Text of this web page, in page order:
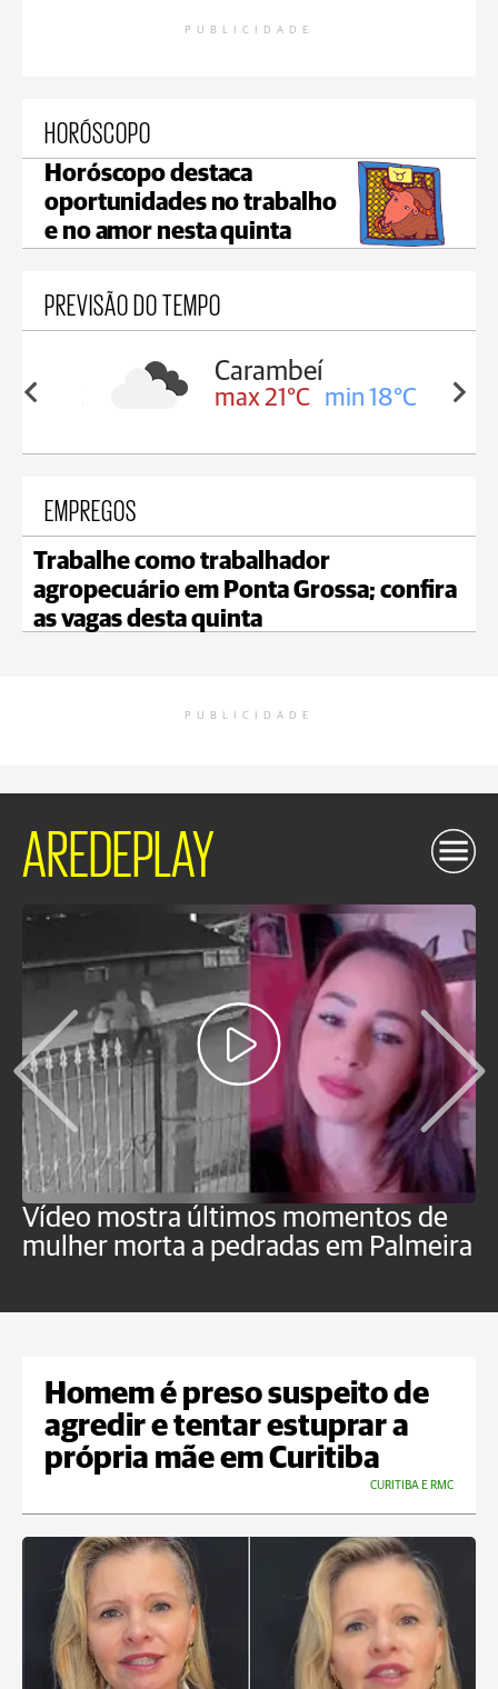
PUBLICIDADE
HORÓSCOPO
Horóscopo destaca
oportunidades no trabalho
e no amor nesta quinta
PREVISÃO DO TEMPO
19°C
Carambeí
max 21°C min 18°C
EMPREGOS
Trabalhe como trabalhador
agropecuário em Ponta Grossa; confira
as vagas desta quinta
PUBLICIDADE
AREDEPLAY
Vídeo mostra últimos momentos de
mulher morta a pedradas em Palmeira
Homem é preso suspeito de
agredir e tentar estuprar a
própria mãe em Curitiba
CURITIBA E RMC